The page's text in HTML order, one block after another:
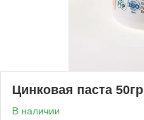
Цинковая паста 50гр
В наличии